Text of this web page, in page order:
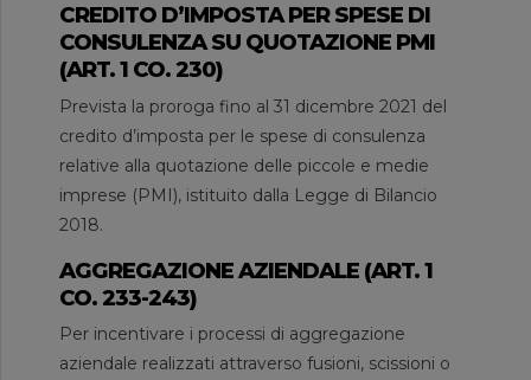
CREDITO D’IMPOSTA PER SPESE DI
CONSULENZA SU QUOTAZIONE PMI
(ART. 1 CO. 230)
Prevista la proroga fino al 31 dicembre 2021 del
credito d’imposta per le spese di consulenza
relative alla quotazione delle piccole e medie
imprese (PMI), istituito dalla Legge di Bilancio
2018.
AGGREGAZIONE AZIENDALE (ART. 1
CO. 233-243)
Per incentivare i processi di aggregazione
aziendale realizzati attraverso fusioni, scissioni o